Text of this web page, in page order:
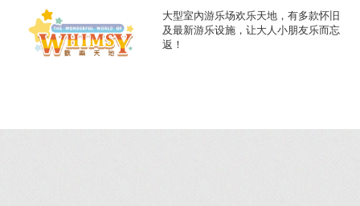
大型室內游乐场欢乐天地，有多款怀旧
及最新游乐设施，让大人小朋友乐而忘
返！